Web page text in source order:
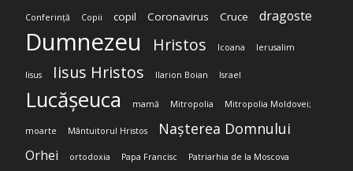
Conferință Copii copil Coronavirus Cruce dragoste
Dumnezeu Hristos Icoana Ierusalim
Iisus Iisus Hristos Ilarion Boian Israel
Lucășeuca mamă Mitropolia Mitropolia Moldovei;
moarte Mântuitorul Hristos Nașterea Domnului
Orhei ortodoxia Papa Francisc Patriarhia de la Moscova